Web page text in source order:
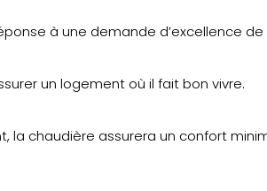
à une demande d’excellence
un logement où il fait bon vivre.
chaudière assurera un confort